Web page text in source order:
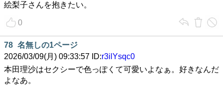
絵梨子さんを抱きたい。
0
78 名無しの1ページ
2026/03/09(月) 09:33:57 ID:r3ilYsqc0
本田理沙はセクシーで色っぽくて可愛いよなぁ。好きなんだ
よなあ。